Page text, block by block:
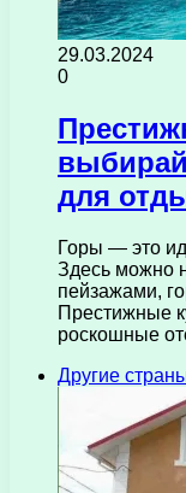
29.03.2024
0
для
Горы — это
Здесь можно
пейзажами,
Престижные
роскошные
Другие